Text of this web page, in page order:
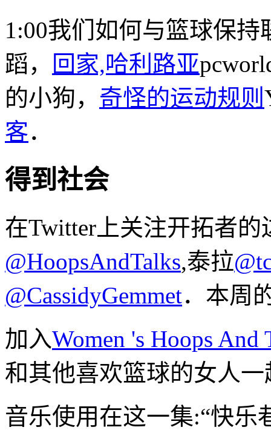
1:00我们如何与篮球保
蹈，
回家,哈利路亚
的小狗， 奇怪的运动规则
客．
得到社会
在Twitter上关注开拓者的
@HoopsAndTalks,泰拉
@CassidyGemmet．本周
加入Women 's Hoops And
和其他喜欢篮球的女人一
音乐使用在这一集:“快乐